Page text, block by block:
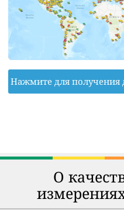
Нажмите для
О